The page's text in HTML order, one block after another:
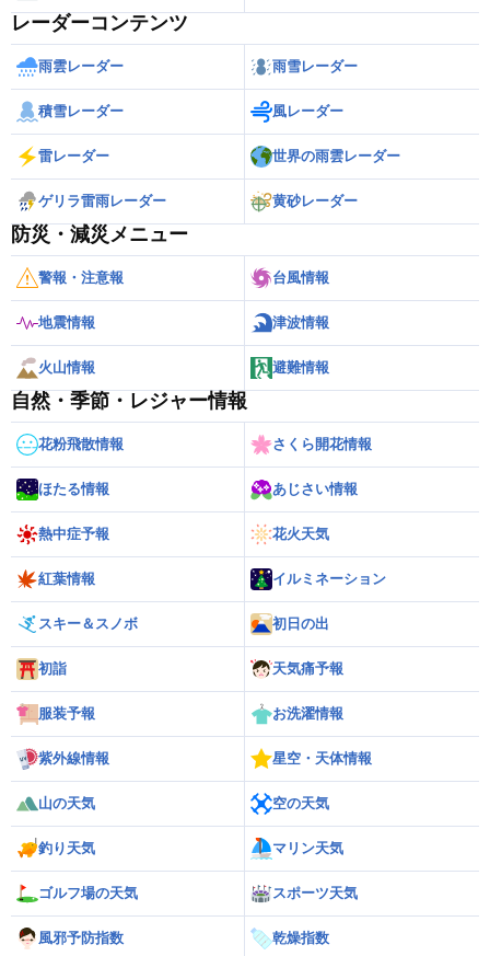
レーダーコンテンツ
雨雲レーダー 雨雪レーダー
積雪レーダー 風レーダー
雷レーダー 世界の雨雲レーダー
ゲリラ雷雨レーダー 黄砂レーダー
防災・減災メニュー
警報・注意報 台風情報
地震情報 津波情報
火山情報 避難情報
自然・季節・レジャー情報
花粉飛散情報 さくら開花情報
ほたる情報 あじさい情報
熱中症予報 花火天気
紅葉情報 イルミネーション
スキー＆スノボ 初日の出
初詣 天気痛予報
服装予報 お洗濯情報
紫外線情報 星空・天体情報
山の天気 空の天気
釣り天気 マリン天気
ゴルフ場の天気 スポーツ天気
風邪予防指数 乾燥指数